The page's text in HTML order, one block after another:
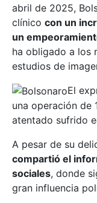
abril de 2025,
clínico con un
un
ha obligado a los
estudios de
El
una operación de
atentado sufrido
A pesar de su
compartió el
sociales, donde
gran influencia